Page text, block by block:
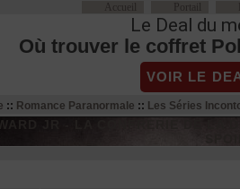
Accueil Portail
Le Deal du
Où trouver le coffret
VOIR LE
:: Romance Paranormale :: Les Séries
JR - LA CONFRERIE DE LA